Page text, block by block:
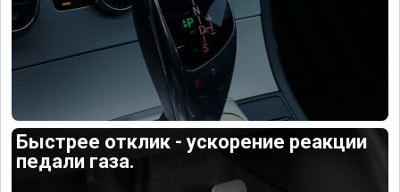
Быстрее отклик - ускорение реакции
педали газа.